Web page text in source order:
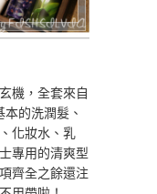
機，全套來自
本的洗潤髮、
化妝水、乳
專用的清爽型
齊全之餘還注